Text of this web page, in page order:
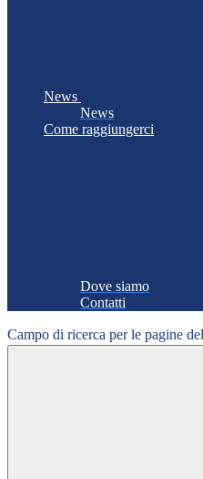
News
News
Come raggiungerci
Dove siamo
Contatti
Campo di ricerca per le pagine